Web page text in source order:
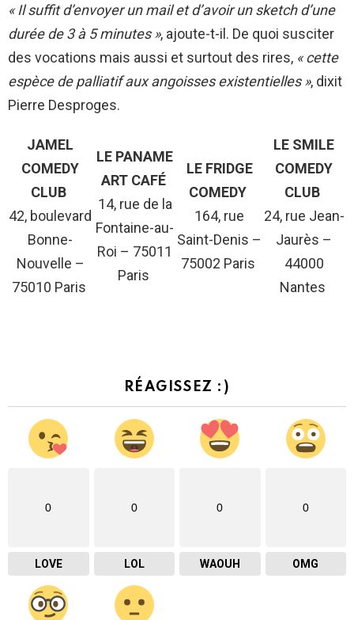
« Il suffit d’envoyer un mail et d’avoir un sketch d’une
durée de 3 à 5 minutes », ajoute-t-il. De quoi susciter
des vocations mais aussi et surtout des rires, « cette
espèce de palliatif aux angoisses existentielles », dixit
Pierre Desproges.
JAMEL
COMEDY
CLUB
42, boulevard
Bonne-
Nouvelle –
75010 Paris
LE PANAME
ART CAFÉ
14, rue de la
Fontaine-au-
Roi – 75011
Paris
LE FRIDGE
COMEDY
164, rue
Saint-Denis –
75002 Paris
LE SMILE
COMEDY
CLUB
24, rue Jean-
Jaurès –
44000
Nantes
RÉAGISSEZ :)
0
LOVE
0
LOL
0
WAOUH
0
OMG